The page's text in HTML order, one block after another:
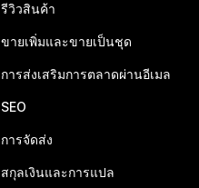
รีวิวสินค้า
ขายเพิ่มและขายเป็นชุด
การส่งเสริมการตลาดผ่านอีเมล
SEO
การจัดส่ง
สกุลเงินและการแปล